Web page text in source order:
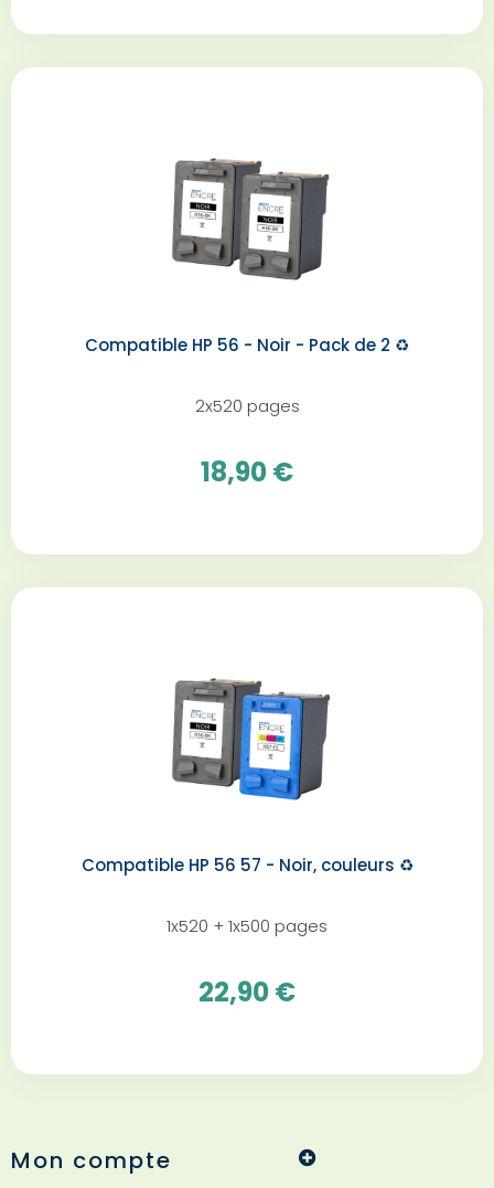
Compatible HP 56 - Noir - Pack de 2 ♻️
2x520 pages
18,90 €
Compatible HP 56 57 - Noir, couleurs ♻️
1x520 + 1x500 pages
22,90 €
Mon compte